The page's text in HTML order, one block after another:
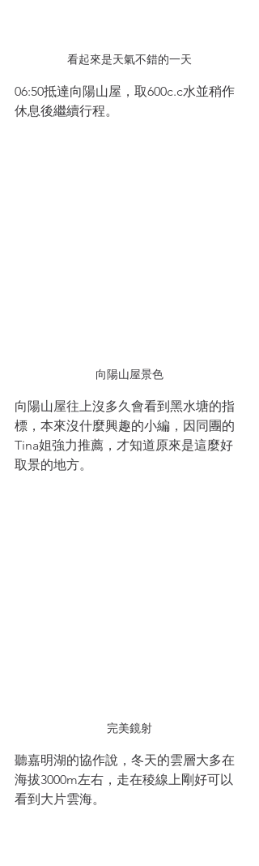
看起來是天氣不錯的一天
06:50抵達向陽山屋，取600c.c水並稍作
休息後繼續行程。
向陽山屋景色
向陽山屋往上沒多久會看到黑水塘的指
標，本來沒什麼興趣的小編，因同團的
Tina姐強力推薦，才知道原來是這麼好
取景的地方。
完美鏡射
聽嘉明湖的協作說，冬天的雲層大多在
海拔3000m左右，走在稜線上剛好可以
看到大片雲海。